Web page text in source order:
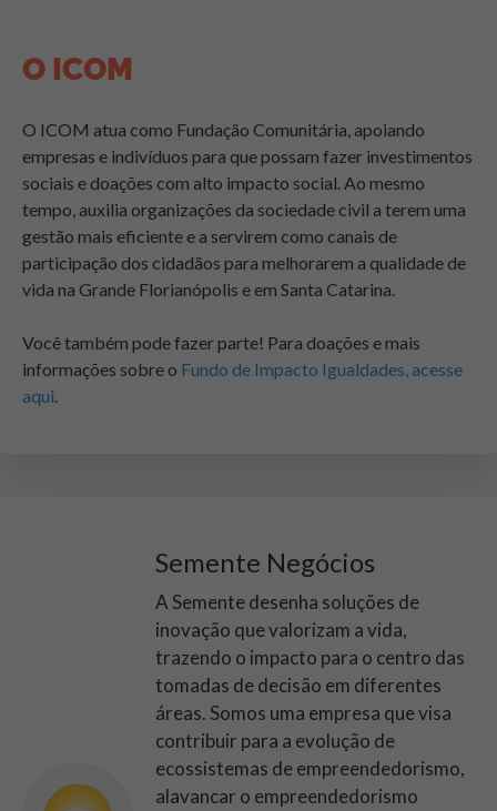
O ICOM
O ICOM atua como Fundação Comunitária, apoiando
empresas e indivíduos para que possam fazer investimentos
sociais e doações com alto impacto social. Ao mesmo
tempo, auxilia organizações da sociedade civil a terem uma
gestão mais eficiente e a servirem como canais de
participação dos cidadãos para melhorarem a qualidade de
vida na Grande Florianópolis e em Santa Catarina.
Você também pode fazer parte! Para doações e mais
informações sobre o Fundo de Impacto Igualdades, acesse
aqui.
Semente Negócios
A Semente desenha soluções de
inovação que valorizam a vida,
trazendo o impacto para o centro das
tomadas de decisão em diferentes
áreas. Somos uma empresa que visa
contribuir para a evolução de
ecossistemas de empreendedorismo,
alavancar o empreendedorismo